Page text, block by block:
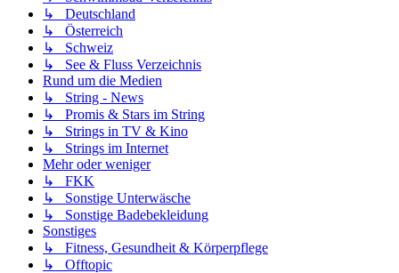
↳ Deutschland
↳ Österreich
↳ Schweiz
↳ See & Fluss Verzeichnis
Rund um die Medien
↳ String - News
↳ Promis & Stars im String
↳ Strings in TV & Kino
↳ Strings im Internet
Mehr oder weniger
↳ FKK
↳ Sonstige Unterwäsche
↳ Sonstige Badebekleidung
Sonstiges
↳ Fitness, Gesundheit & Körperpflege
↳ Offtopic